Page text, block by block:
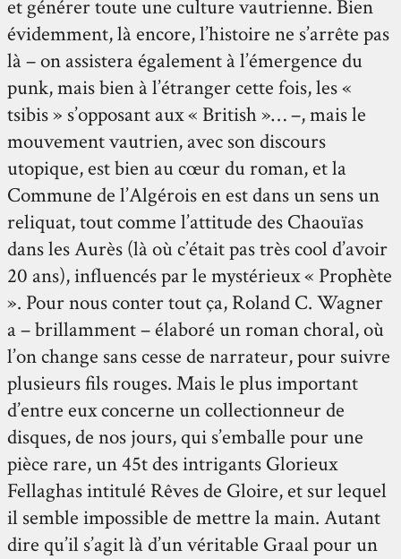
et générer toute une culture vautrienne. Bien
évidemment, là encore, l’histoire ne s’arrête pas
là – on assistera également à l’émergence du
punk, mais bien à l’étranger cette fois, les «
tsibis » s’opposant aux « British »… –, mais le
mouvement vautrien, avec son discours
utopique, est bien au cœur du roman, et la
Commune de l’Algérois en est dans un sens un
reliquat, tout comme l’attitude des Chaouïas
dans les Aurès (là où c’était pas très cool d’avoir
20 ans), influencés par le mystérieux « Prophète
». Pour nous conter tout ça, Roland C. Wagner
a – brillamment – élaboré un roman choral, où
l’on change sans cesse de narrateur, pour suivre
plusieurs fils rouges. Mais le plus important
d’entre eux concerne un collectionneur de
disques, de nos jours, qui s’emballe pour une
pièce rare, un 45t des intrigants Glorieux
Fellaghas intitulé Rêves de Gloire, et sur lequel
il semble impossible de mettre la main. Autant
dire qu’il s’agit là d’un véritable Graal pour un